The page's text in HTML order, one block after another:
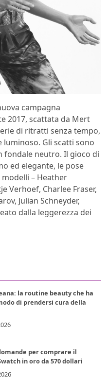
campagna
2017, scattata da Mert
di ritratti senza tempo,
luminoso. Gli scatti sono
fondale neutro. Il gioco di
ed elegante, le pose
– Heather
Verhoef, Charlee Fraser,
Julian Schneyder,
dalla leggerezza dei
la routine beauty che ha
di prendersi cura della
per comprare il
in oro da 570 dollari